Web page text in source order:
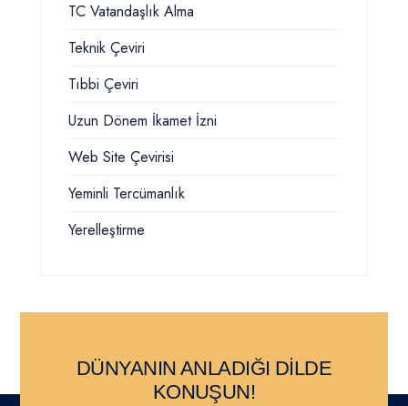
TC Vatandaşlık Alma
Teknik Çeviri
Tıbbi Çeviri
Uzun Dönem İkamet İzni
Web Site Çevirisi
Yeminli Tercümanlık
Yerelleştirme
DÜNYANIN ANLADIĞI DİLDE
KONUŞUN!